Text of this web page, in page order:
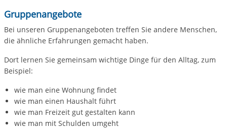
Gruppenangebote
Bei unseren Gruppenangeboten treffen Sie andere Menschen,
die ähnliche Erfahrungen gemacht haben.
Dort lernen Sie gemeinsam wichtige Dinge für den Alltag, zum
Beispiel:
wie man eine Wohnung findet
wie man einen Haushalt führt
wie man Freizeit gut gestalten kann
wie man mit Schulden umgeht